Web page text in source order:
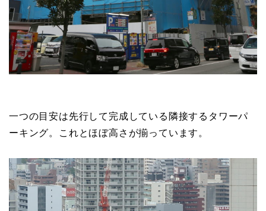
一つの目安は先行して完成している隣接するタワーパ
ーキング。これとほぼ高さが揃っています。